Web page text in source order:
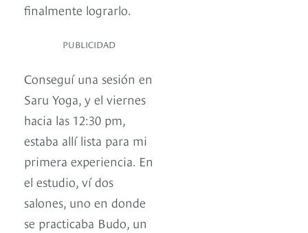
finalmente lograrlo.
PUBLICIDAD
Conseguí una sesión en
Saru Yoga, y el viernes
hacia las 12:30 pm,
estaba allí lista para mi
primera experiencia. En
el estudio, ví dos
salones, uno en donde
se practicaba Budo, un